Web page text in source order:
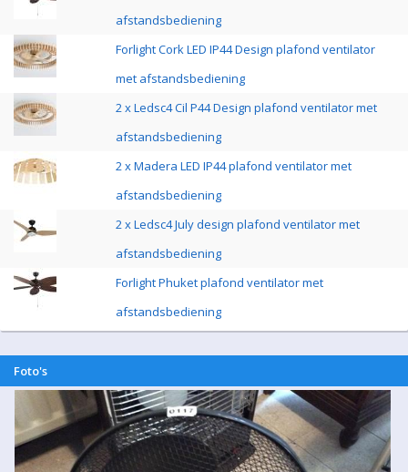
afstandsbediening
Forlight Cork LED IP44 Design plafond ventilator
met afstandsbediening
2 x Ledsc4 Cil P44 Design plafond ventilator met
afstandsbediening
2 x Madera LED IP44 plafond ventilator met
afstandsbediening
2 x Ledsc4 July design plafond ventilator met
afstandsbediening
Forlight Phuket plafond ventilator met
afstandsbediening
Foto's